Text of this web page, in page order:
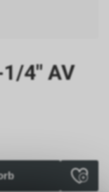
4" AV